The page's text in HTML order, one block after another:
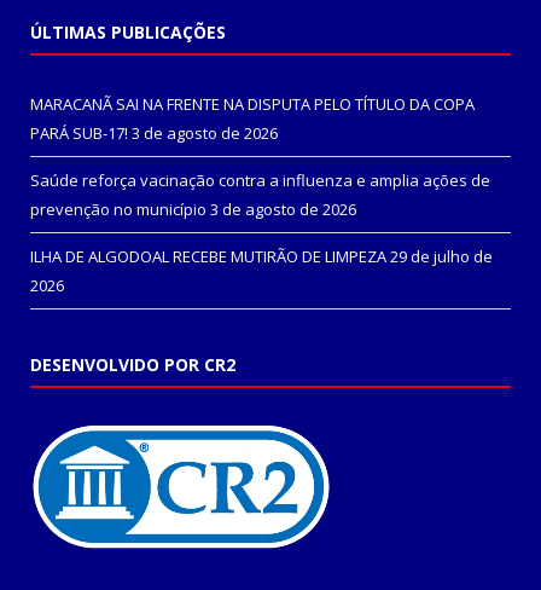
ÚLTIMAS PUBLICAÇÕES
MARACANÃ SAI NA FRENTE NA DISPUTA PELO TÍTULO DA COPA
PARÁ SUB-17! 3 de agosto de 2026
Saúde reforça vacinação contra a influenza e amplia ações de
prevenção no município 3 de agosto de 2026
ILHA DE ALGODOAL RECEBE MUTIRÃO DE LIMPEZA29 de julho de
2026
DESENVOLVIDO POR CR2